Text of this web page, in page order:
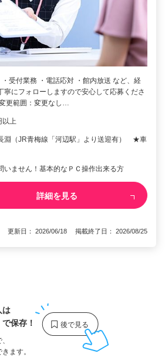
・受付業務 ・電話応対 ・館内放送 など、経
寧にフォローしますので安心して応募くださ
更範囲：変更なし…
以上
淵（JR青梅線「河辺駅」より送迎有） ★車
いません！基本的なＰＣ操作出来る方
詳細を見る
更新日： 2026/06/18 掲載終了日： 2026/08/25
は
で保存！
ます。